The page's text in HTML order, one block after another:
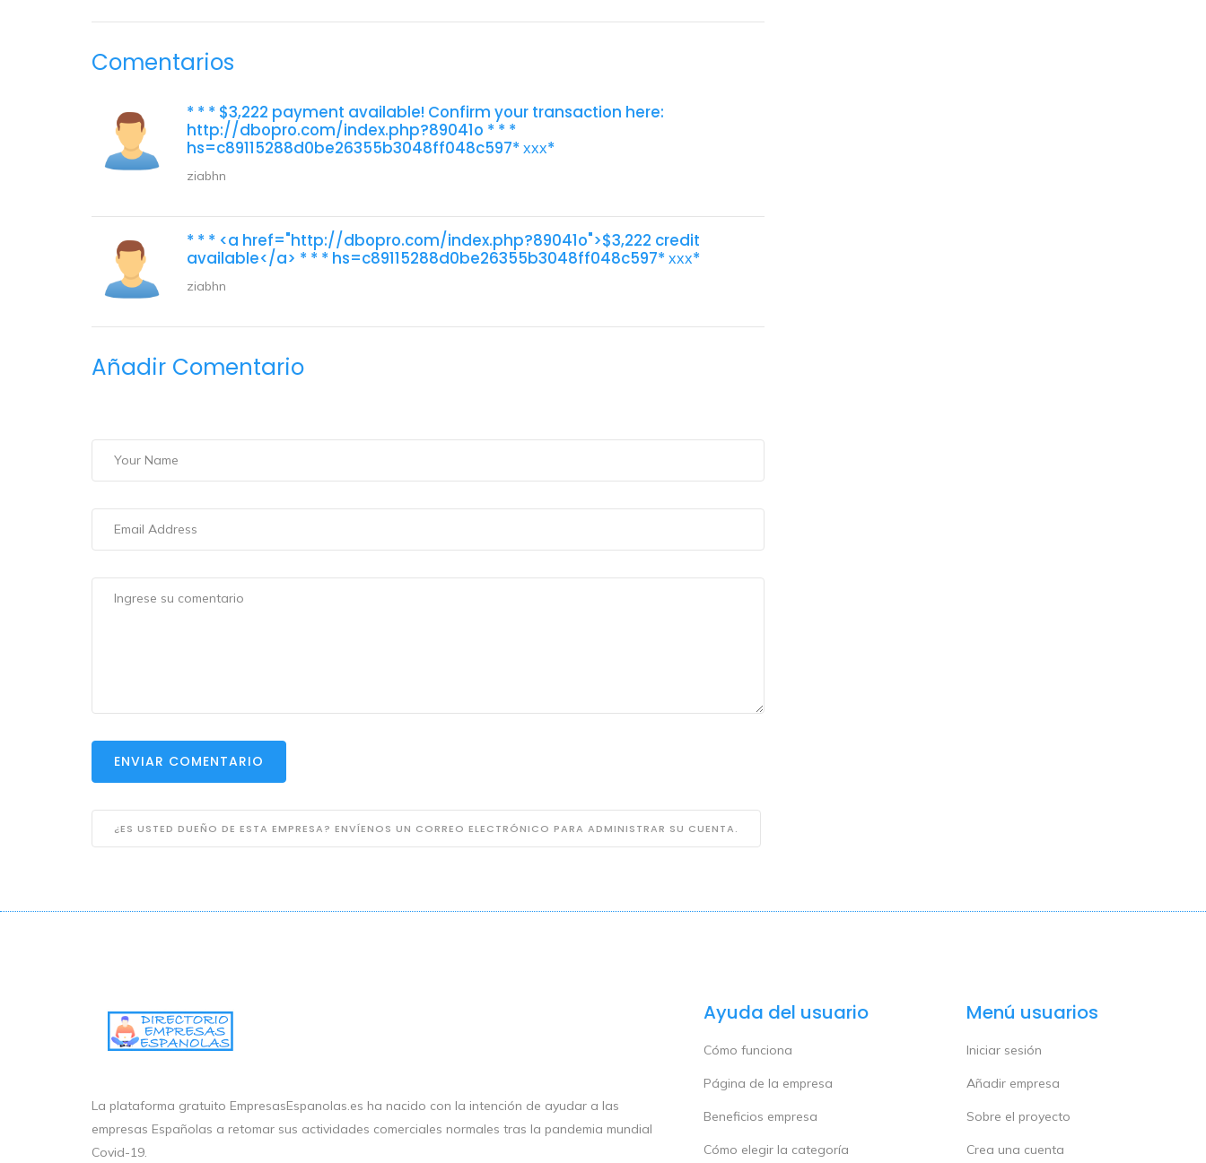
Comentarios
* * * $3,222 payment available! Confirm your transaction here:
http://dbopro.com/index.php?89041o * * *
hs=c89115288d0be26355b3048ff048c597* ххх*
ziabhn
* * * <a href="http://dbopro.com/index.php?89041o">$3,222 credit
available</a> * * * hs=c89115288d0be26355b3048ff048c597* ххх*
ziabhn
Añadir Comentario
ENVIAR COMENTARIO
¿ES USTED DUEÑO DE ESTA EMPRESA? ENVÍENOS UN CORREO ELECTRÓNICO PARA ADMINISTRAR SU CUENTA.
La plataforma gratuito EmpresasEspanolas.es ha nacido con la intención de ayudar a las
empresas Españolas a retomar sus actividades comerciales normales tras la pandemia mundial
Covid-19.
Ayuda del usuario
Cómo funciona
Página de la empresa
Beneficios empresa
Cómo elegir la categoría
Menú usuarios
Iniciar sesión
Añadir empresa
Sobre el proyecto
Crea una cuenta